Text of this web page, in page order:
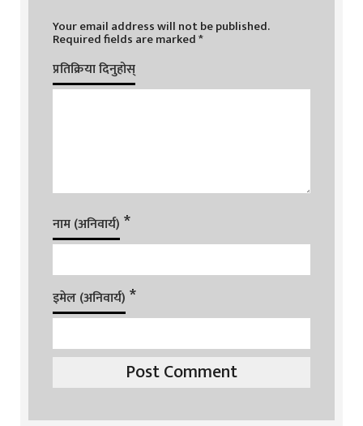
Your email address will not be published.
Required fields are marked*
प्रतिक्रिया दिनुहोस्
नाम (अनिवार्य) *
इमेल (अनिवार्य) *